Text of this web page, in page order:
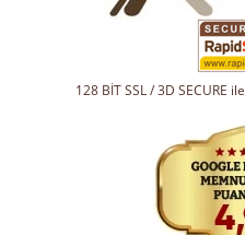
128 BİT SSL / 3D SECURE ile